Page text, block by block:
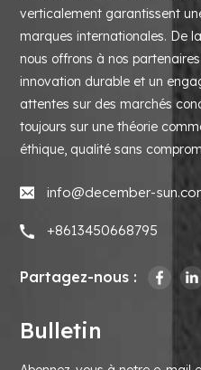
verticalement garantissent
marques internationales. De
nous offrons à nos
innovation durable et un
attentes sur des marchés
toujours sur une théorie
éthique, qualité sans
info@december-
+8613450668795
Partagez-nous :
Bulletin